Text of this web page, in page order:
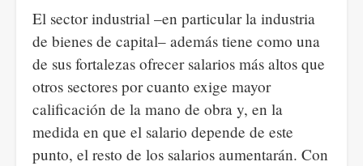
El sector industrial –en particular la industria
de bienes de capital– además tiene como una
de sus fortalezas ofrecer salarios más altos que
otros sectores por cuanto exige mayor
calificación de la mano de obra y, en la
medida en que el salario depende de este
punto, el resto de los salarios aumentarán. Con